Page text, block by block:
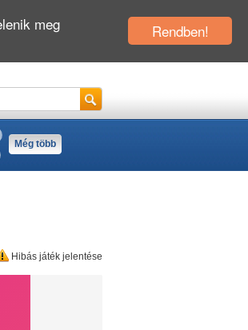
Még több
Hibás játék jelentése
Rendben!
meg